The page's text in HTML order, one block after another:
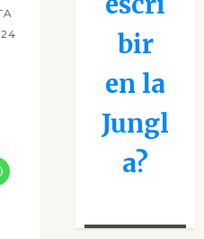
bir
en la
Jungl
a?